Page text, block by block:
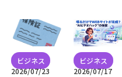
2026/07/23 2026/07/17